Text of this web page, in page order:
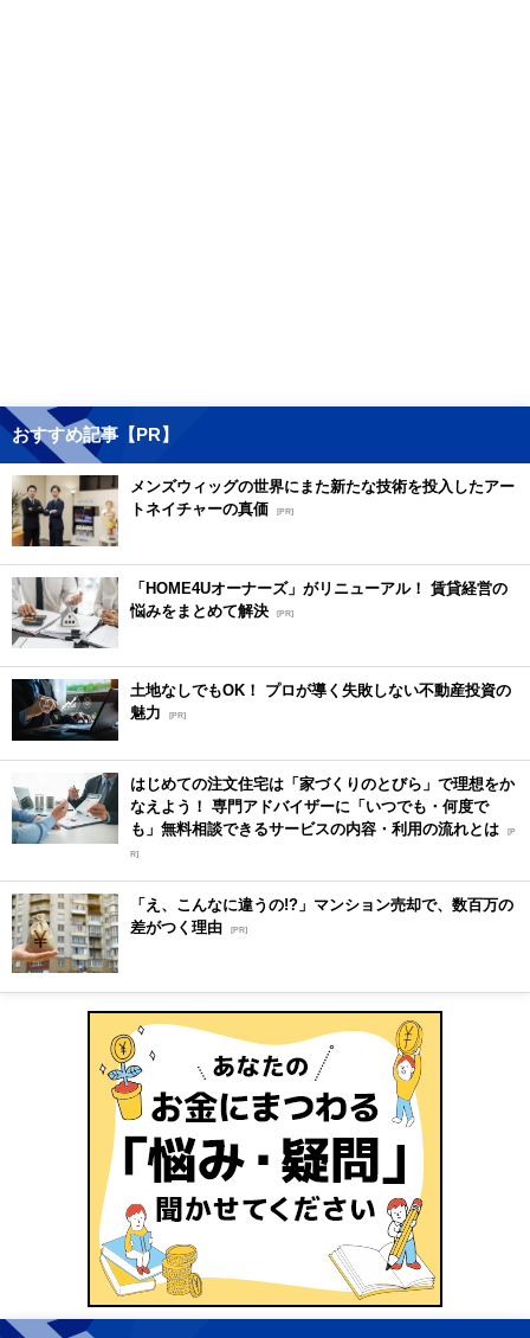
おすすめ記事【PR】
メンズウィッグの世界にまた新たな技術を投入したアー
トネイチャーの真価 [PR]
「HOME4Uオーナーズ」がリニューアル！ 賃貸経営の
悩みをまとめて解決 [PR]
土地なしでもOK！ プロが導く失敗しない不動産投資の
魅力
[PR]
はじめての注文住宅は「家づくりのとびら」で理想をか
なえよう！ 専門アドバイザーに「いつでも・何度で
も」無料相談できるサービスの内容・利用の流れとは [P
R]
「え、こんなに違うの!?」マンション売却で、数百万の
差がつく理由 [PR]